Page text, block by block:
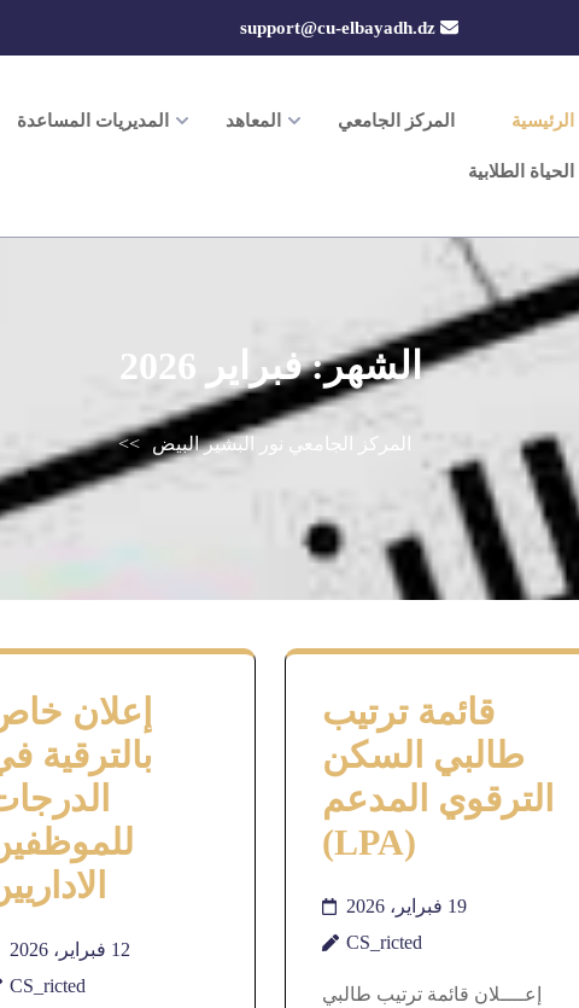
الرئيسية المركز الجامعي المعاهد المديريات المساعدة
الحياة الطلابية
الشهر:فبراير 2026
المركز الجامعي نور البشير البيض >>
قائمة ترتيب
طالبي السكن
الترقوي المدعم
(LPA)
19 فبراير، 2026
CS_ricted
إعــــلان قائمة ترتيب طالبي
إعلان
بالترقية
12 فبراير، 2026
CS_ricted